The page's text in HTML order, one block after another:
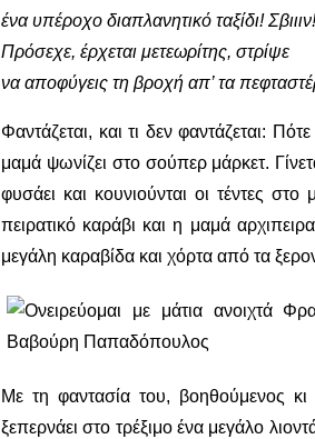
ένα υπέροχο διαπλανητικό ταξίδι! Σβιιιν!
Πρόσεχε, έρχεται μετεωρίτης, στρίψε
να αποφύγεις τη βροχή απ’ τα
Φαντάζεται, και τι δεν φαντάζεται:
μαμά ψωνίζει στο σούπερ μάρκετ.
φυσάει και κουνιούνται οι τέντες
πειρατικό καράβι και η μαμά
μεγάλη καραβίδα και χόρτα από τα
Με τη φαντασία του, βοηθούμενος
ξεπερνάει στο τρέξιμο ένα μεγάλο